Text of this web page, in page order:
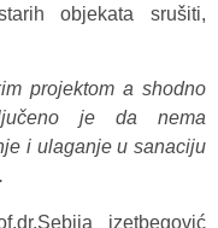
objekata srušiti,
projektom a shodno
je da nema
i ulaganje u sanaciju
izetbegović